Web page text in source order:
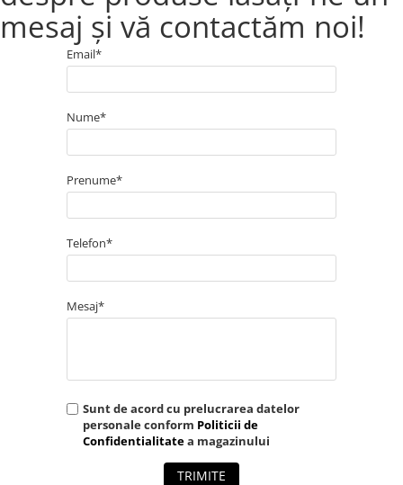
Alegeți ușile de exterior din lemn triplustratificat pentru a
vă bucura de o intrare elegantă, sigură și confortabilă în
mesaj și vă contactăm noi!
Email*
Nume*
Prenume*
Telefon*
Mesaj*
Sunt de acord cu prelucrarea datelor
personale conform Politicii de
Confidentialitatea magazinului
TRIMITE